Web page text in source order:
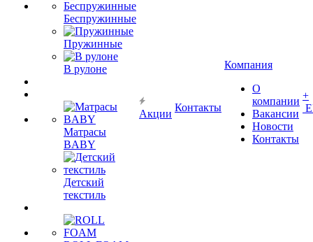
Беспружинные
Пружинные
В рулоне
Матрасы
BABY
Детский
текстиль
Акции
Контакты
Компания
О
компании
Вакансии
Новости
Контакты
+